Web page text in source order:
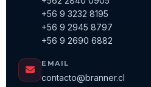
+56 9 3232 8195
+56 9 2945 8797
+56 9 2690 6882
EMAIL
contacto@branner.cl